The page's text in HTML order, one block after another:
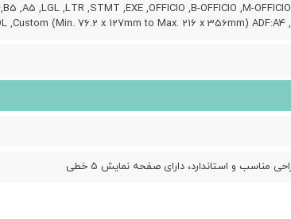
,A5 ,LGL ,LTR ,STMT ,EXE ,OFFICIO ,B-OFFICIO ,M-
,Custom (Min. 76.2 x 127mm to Max. 216 x 356mm)